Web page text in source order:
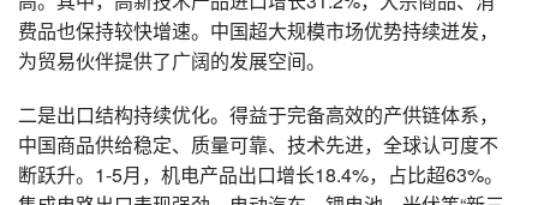
费品也保持较快增速。中国超大规模市场优势持续迸发，
为贸易伙伴提供了广阔的发展空间。
二是出口结构持续优化。得益于完备高效的产供链体系，
中国商品供给稳定、质量可靠、技术先进，全球认可度不
断跃升。1-5月，机电产品出口增长18.4%，占比超63%。